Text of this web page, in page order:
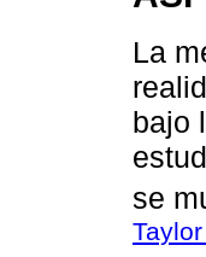
La
bajo
se